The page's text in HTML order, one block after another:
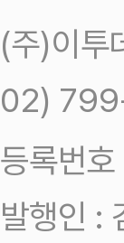
(주)이투
02)
등록번
발행인 :